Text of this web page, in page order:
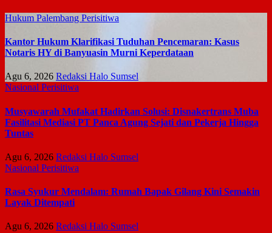
Hukum Palembang Perisitiwa
Kantor Hukum Klarifikasi Tuduhan Pencemaran: Kasus
Notaris HY di Banyuasin Murni Keperdataan
Agu 6, 2026 Redaksi Halo Sumsel
Nasional Perisitiwa
Musyawarah Mufakat Hadirkan Solusi: Disnakertrans Muba
Fasilitasi Mediasi PT Panca Agung Sejati dan Pekerja Hingga
Tuntas
Agu 6, 2026 Redaksi Halo Sumsel
Nasional Perisitiwa
Rasa Syukur Mendalam: Rumah Bapak Gilang Kini Semakin
Layak Ditempati
Agu 6, 2026 Redaksi Halo Sumsel